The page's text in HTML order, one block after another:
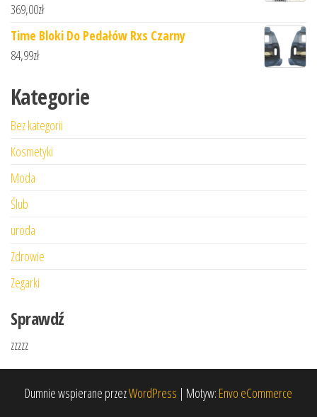
369,00zł
Time Bloki Do Pedałów Rxs Czarny
84,99zł
Kategorie
Bez kategorii
Kosmetyki
Moda
Ślub
uroda
Zdrowie
Zegarki
Sprawdź
zzzzz
Dumnie wspierane przezWordPress | Motyw: Envo eCommerce